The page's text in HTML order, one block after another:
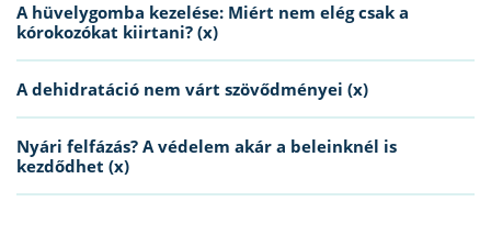
A hüvelygomba kezelése: Miért nem elég csak a
kórokozókat kiirtani? (x)
A dehidratáció nem várt szövődményei (x)
Nyári felfázás? A védelem akár a beleinknél is
kezdődhet (x)